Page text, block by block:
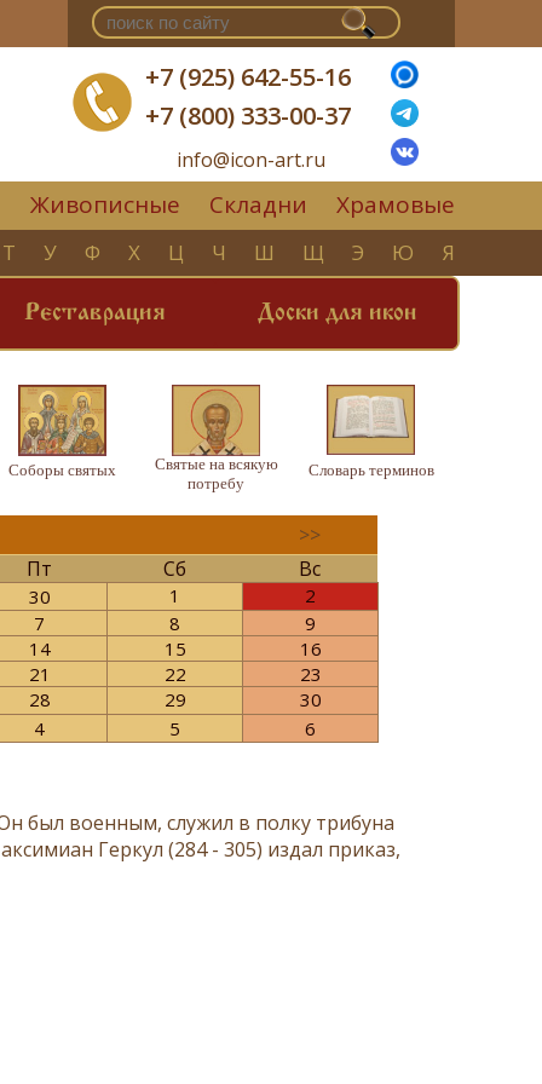
+7 (925) 642-55-16
+7 (800) 333-00-37
info@icon-art.ru
Живописные Складни Храмовые
Т У Ф Х Ц Ч Ш Щ Э Ю Я
Реставрация Доски для икон
Соборы святых
Святые на всякую
потребу
Словарь терминов
>>
Пт Сб Вс
30 1
2
7 8
9
14 15
16
21 22
23
28 29
30
4 5 6
был военным, служил в полку трибуна
Геркул (284 - 305) издал приказ,